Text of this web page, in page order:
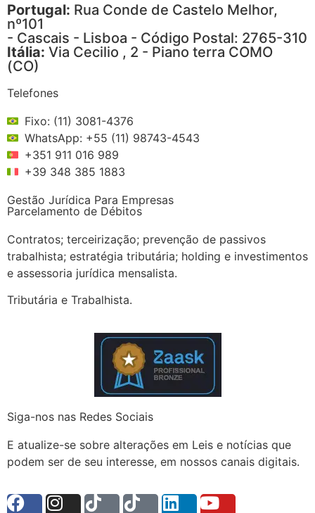
Portugal: Rua Conde de Castelo Melhor,
nº101
- Cascais - Lisboa - Código Postal: 2765-310
Itália: Via Cecilio , 2 - Piano terra COMO
(CO)
Telefones
Fixo: (11) 3081-4376
WhatsApp: +55 (11) 98743-4543
+351 911 016 989
+39 348 385 1883
Gestão Jurídica Para Empresas
Parcelamento de Débitos
Contratos; terceirização; prevenção de passivos
trabalhista; estratégia tributária; holding e investimentos
e assessoria jurídica mensalista.
Tributária e Trabalhista.
Siga-nos nas Redes Sociais
E atualize-se sobre alterações em Leis e notícias que
podem ser de seu interesse, em nossos canais digitais.